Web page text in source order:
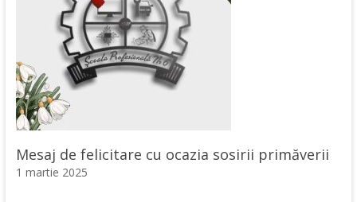
Mesaj de felicitare cu ocazia sosirii primăverii
1 martie 2025